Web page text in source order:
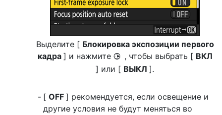
Выделите [ Блокировка экспозиции первого
кадра ] и нажмите 2 , чтобы выбрать [ ВКЛ
] или [ ВЫКЛ ].
[ OFF ] рекомендуется, если освещение и
другие условия не будут меняться во